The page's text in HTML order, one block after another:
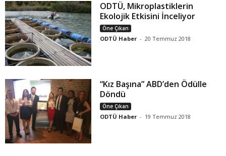
ODTÜ, Mikroplastiklerin
Ekolojik Etkisini İnceliyor
Öne Çıkan
ODTÜ Haber - 20 Temmuz 2018
“Kız Başına” ABD’den Ödülle
Döndü
Öne Çıkan
ODTÜ Haber - 19 Temmuz 2018